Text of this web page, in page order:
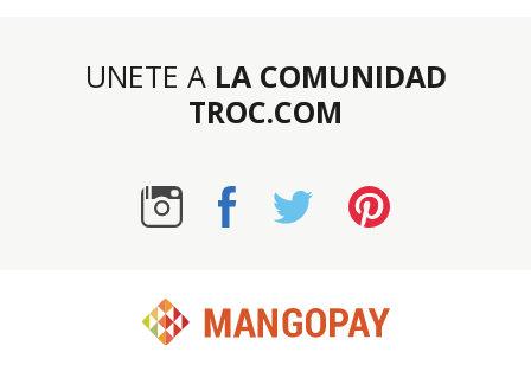
UNETE A LA COMUNIDAD
TROC.COM